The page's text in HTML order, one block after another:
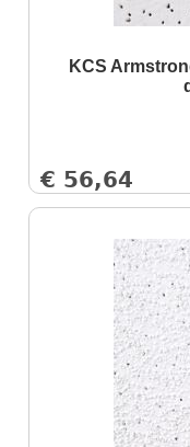
KCS
€ 56,64